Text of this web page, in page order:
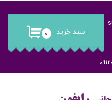
۰ سبد خرید